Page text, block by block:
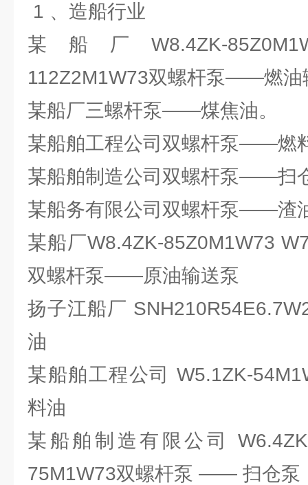
1 、造船行业
某船厂W8.4ZK-
112Z2M1W73双螺杆泵——燃油
某船厂三螺杆泵——煤焦油。
某船舶工程公司双螺杆泵——燃
某船舶制造公司双螺杆泵——扫
某船务有限公司双螺杆泵——渣
某船厂W8.4ZK-85Z0M1W73
双螺杆泵——原油输送泵
扬子江船厂
油
某船舶工程公司 W5.1ZK-
料油
某船舶制造有限公司
75M1W73双螺杆泵 —— 扫仓泵